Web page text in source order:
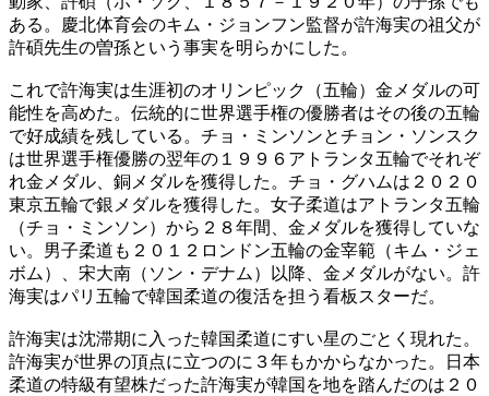
ある。慶北体育会のキム・ジョンフン監督が許海実の祖父が
許碩先生の曽孫という事実を明らかにした。
これで許海実は生涯初のオリンピック（五輪）金メダルの可
能性を高めた。伝統的に世界選手権の優勝者はその後の五輪
で好成績を残している。チョ・ミンソンとチョン・ソンスク
は世界選手権優勝の翌年の１９９６アトランタ五輪でそれぞ
れ金メダル、銅メダルを獲得した。チョ・グハムは２０２０
東京五輪で銀メダルを獲得した。女子柔道はアトランタ五輪
（チョ・ミンソン）から２８年間、金メダルを獲得していな
い。男子柔道も２０１２ロンドン五輪の金宰範（キム・ジェ
ボム）、宋大南（ソン・デナム）以降、金メダルがない。許
海実はパリ五輪で韓国柔道の復活を担う看板スターだ。
許海実は沈滞期に入った韓国柔道にすい星のごとく現れた。
許海実が世界の頂点に立つのに３年もかからなかった。日本
柔道の特級有望株だった許海実が韓国を地を踏んだのは２０